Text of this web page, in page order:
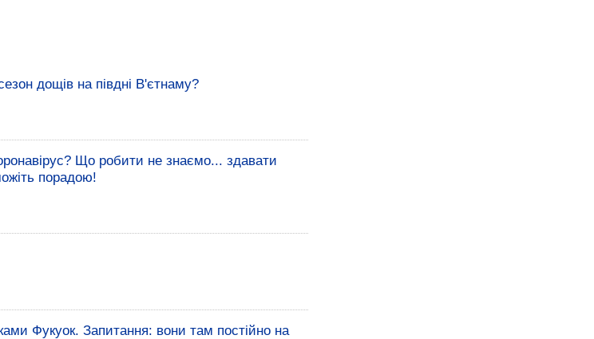
дощів на півдні В'єтнаму?
Що робити не знаємо... здавати
порадою!
Фукуок. Запитання: вони там постійно на